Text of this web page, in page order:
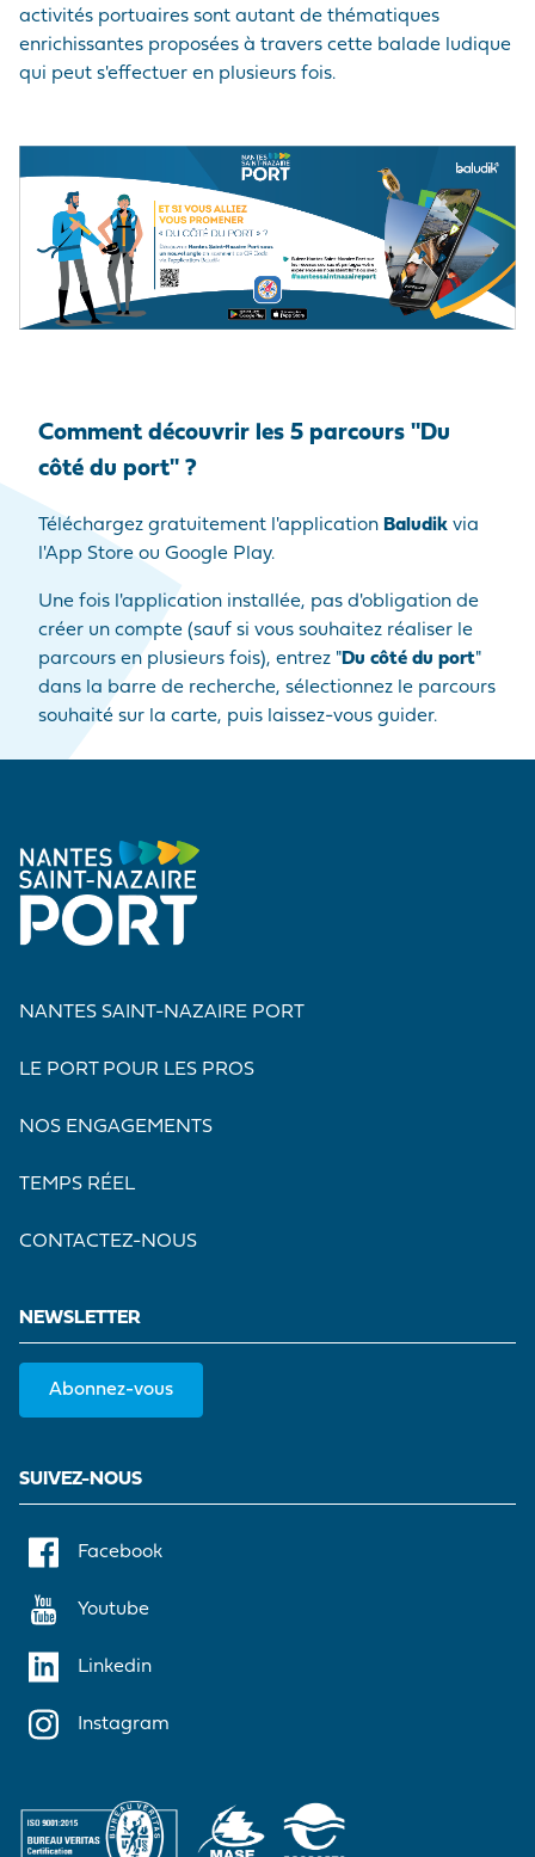
activités portuaires sont autant de thématiques
enrichissantes proposées à travers cette balade ludique
qui peut s'effectuer en plusieurs fois.
Comment découvrir les 5 parcours "Du
côté du port" ?
Téléchargez gratuitement l'application Baludik via
l'App Store ou Google Play.
Une fois l'application installée, pas d'obligation de
créer un compte (sauf si vous souhaitez réaliser le
parcours en plusieurs fois), entrez "Du côté du port"
dans la barre de recherche, sélectionnez le parcours
souhaité sur la carte, puis laissez-vous guider.
NANTES SAINT-NAZAIRE PORT
LE PORT POUR LES PROS
NOS ENGAGEMENTS
TEMPS RÉEL
CONTACTEZ-NOUS
NEWSLETTER
Abonnez-vous
SUIVEZ-NOUS
Facebook
Youtube
Linkedin
Instagram